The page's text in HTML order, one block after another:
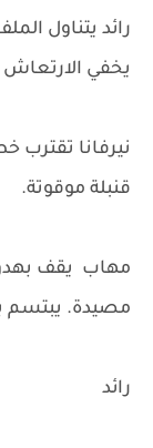
رائد يتناول
يخفي
نيرفانا تقترب
قنبلة موقوتة.
مهاب يقف
مصيدة. يبتسم
رائد